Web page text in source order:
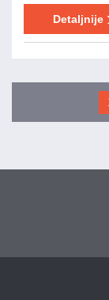
Detaljnije